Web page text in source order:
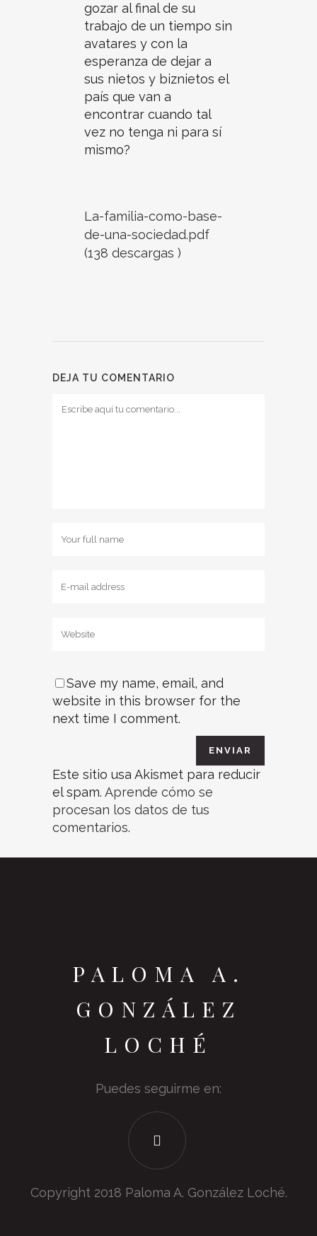
gozar al final de su
trabajo de un tiempo sin
avatares y con la
esperanza de dejar a
sus nietos y biznietos el
país que van a
encontrar cuando tal
vez no tenga ni para sí
mismo?
La-familia-como-base-
de-una-sociedad.pdf
(138 descargas )
DEJA TU COMENTARIO
Save my name, email, and
website in this browser for the
next time I comment.
Este sitio usa Akismet para reducir
el spam. Aprende cómo se
procesan los datos de tus
comentarios.
PALOMA A.
GONZÁLEZ
LOCHÉ
Puedes seguirme en:
Copyright 2018 Paloma A. González Loché.